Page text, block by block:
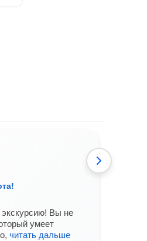
Вы не
умеет
читать дальше